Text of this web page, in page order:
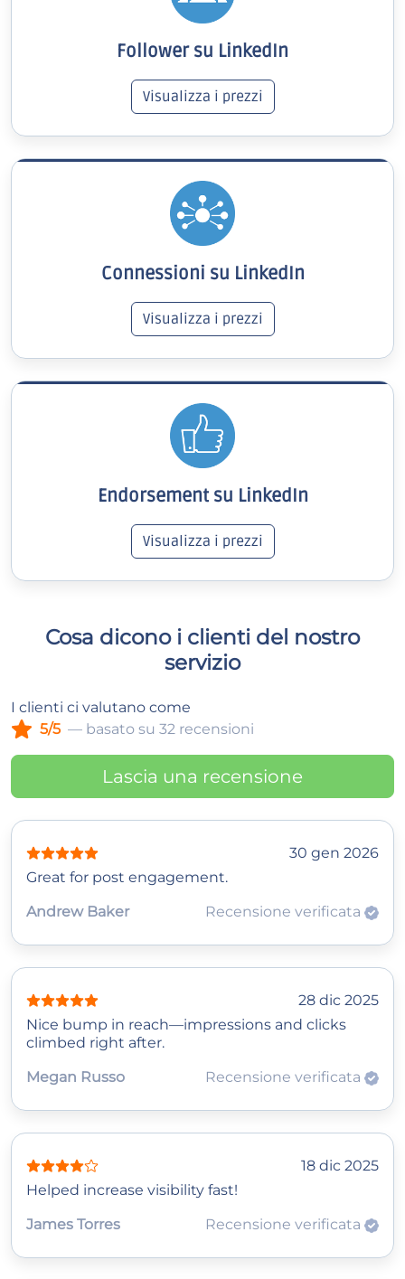
Follower su LinkedIn
Visualizza i prezzi
Connessioni su LinkedIn
Visualizza i prezzi
Endorsement su LinkedIn
Visualizza i prezzi
Cosa dicono i clienti del nostro
servizio
I clienti ci valutano come
5/5 — basato su 32 recensioni
Lascia una recensione
30 gen 2026
Great for post engagement.
Andrew Baker
Recensione verificata
28 dic 2025
Nice bump in reach—impressions and clicks
climbed right after.
Megan Russo
Recensione verificata
18 dic 2025
Helped increase visibility fast!
James Torres
Recensione verificata